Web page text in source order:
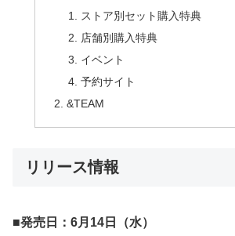
ストア別セット購入特典
店舗別購入特典
イベント
予約サイト
&TEAM
リリース情報
■発売日：6月14日（水）